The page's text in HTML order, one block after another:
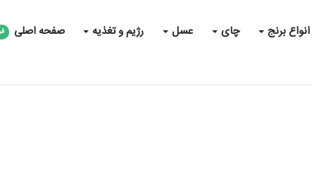
انواع برنج چای عسل رژیم و تغذیه صفحه اصلی